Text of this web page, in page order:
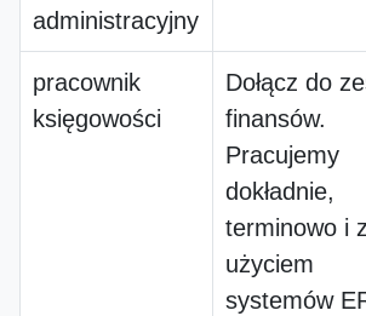
administracyjny
pracownik
księgowości
Dołącz do
finansów.
Pracujemy
dokładnie,
terminowo i z
użyciem
systemów